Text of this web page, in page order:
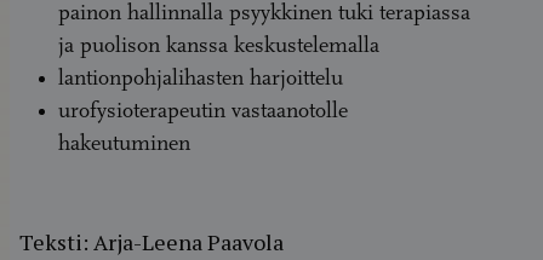
painon hallinnalla psyykkinen tuki terapiassa
ja puolison kanssa keskustelemalla
lantionpohjalihasten harjoittelu
urofysioterapeutin vastaanotolle
hakeutuminen
Teksti: Arja-Leena Paavola